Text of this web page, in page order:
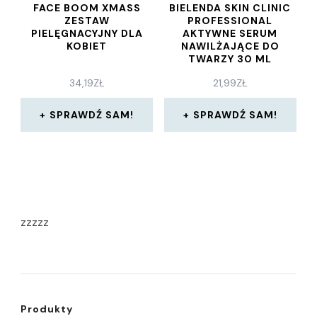
FACE BOOM XMASS
ZESTAW
PIELĘGNACYJNY DLA
KOBIET
34,19ZŁ
SPRAWDŹ SAM!
BIELENDA SKIN CLINIC
PROFESSIONAL
AKTYWNE SERUM
NAWILŻAJĄCE DO
TWARZY 30 ML
21,99ZŁ
SPRAWDŹ SAM!
zzzzz
Produkty